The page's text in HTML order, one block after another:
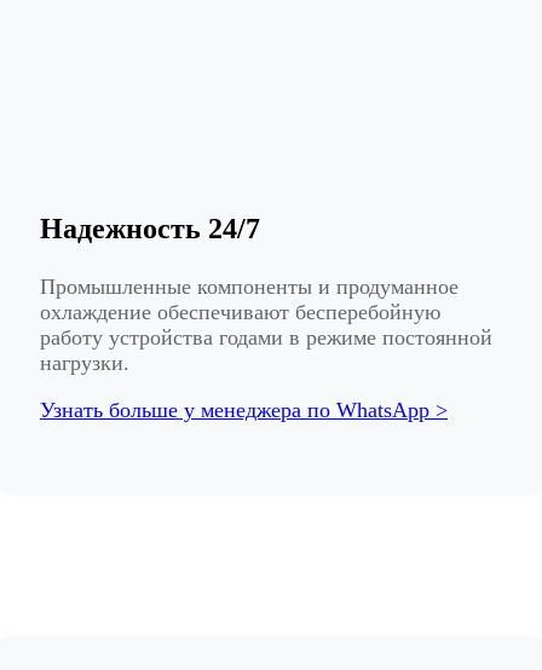
Надежность 24/7
Промышленные компоненты и продуманное
охлаждение обеспечивают бесперебойную
работу устройства годами в режиме постоянной
нагрузки.
Узнать больше у менеджера по WhatsApp >